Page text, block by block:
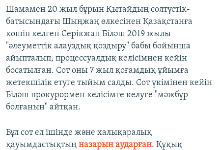
Шамамен 20 жыл бұрын Қытайдың солтүстік-
батысындағы Шыңжаң өлкесінен Қазақстанға
көшіп келген Серікжан Біләш 2019 жылы
"әлеуметтік алауздық қоздыру" бабы бойынша
айыпталып, процессуалдық келісімнен кейін
босатылған. Сот оны 7 жыл қоғамдық ұйымға
жетекшілік етуге тыйым салды. Сот үкімінен кейін
Біләш прокурормен келісімге келуге "мәжбүр
болғанын" айтқан.
Бұл сот ел ішінде және халықаралық
қауымдастықтың назарын аударған. Құқық